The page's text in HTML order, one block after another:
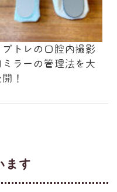
プトレの口腔内撮影
ミラーの管理法を大
！
ます